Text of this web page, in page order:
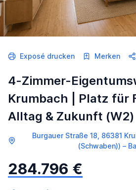
Exposé drucken Merken
4-Zimmer-
Krumbach | Platz für
Alltag & Zukunft (W2)
Burgauer Straße 18, 86381
(Schwaben)) –
284.796 €